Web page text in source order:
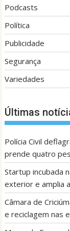
Podcasts
Política
Publicidade
Segurança
Variedades
Últimas
Polícia Civil
prende quatro
Startup incubada
exterior e amplia
Câmara de
e reciclagem nas